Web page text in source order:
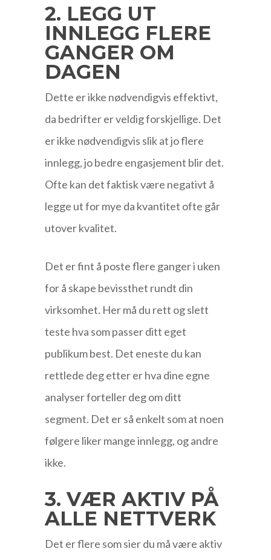
2. LEGG UT
INNLEGG FLERE
GANGER OM
DAGEN
Dette er ikke nødvendigvis effektivt,
da bedrifter er veldig forskjellige. Det
er ikke nødvendigvis slik at jo flere
innlegg, jo bedre engasjement blir det.
Ofte kan det faktisk være negativt å
legge ut for mye da kvantitet ofte går
utover kvalitet.
Det er fint å poste flere ganger i uken
for å skape bevissthet rundt din
virksomhet. Her må du rett og slett
teste hva som passer ditt eget
publikum best. Det eneste du kan
rettlede deg etter er hva dine egne
analyser forteller deg om ditt
segment. Det er så enkelt som at noen
følgere liker mange innlegg, og andre
ikke.
3. VÆR AKTIV PÅ
ALLE NETTVERK
Det er flere som sier du må være aktiv